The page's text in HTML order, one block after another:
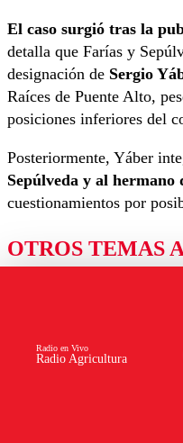
El caso surgió tras la
detalla que Farías y
designación de Sergio
Raíces de Puente Alto,
posiciones inferiores del
Posteriormente, Yáber
Sepúlveda y al hermano
cuestionamientos por
OTROS TEMAS
FISCALÍA DE LOS
INVESTIGACIÓN
Radio Agricultura
Radio en Vivo